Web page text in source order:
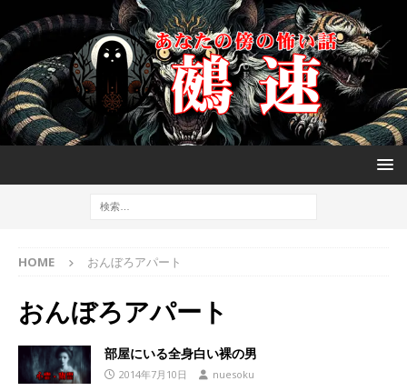
HOME おんぼろアパート
おんぼろアパート
部屋にいる全身白い裸の男
2014年7月10日 nuesoku